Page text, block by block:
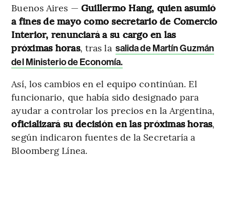
Buenos Aires — Guillermo Hang, quien asumió
a fines de mayo como secretario de Comercio
Interior, renunciará a su cargo en las
próximas horas, tras la salida de Martín Guzmán
del Ministerio de Economía.
Así, los cambios en el equipo continúan. El
funcionario, que había sido designado para
ayudar a controlar los precios en la Argentina,
oficializará su decisión en las próximas horas,
según indicaron fuentes de la Secretaría a
Bloomberg Línea.